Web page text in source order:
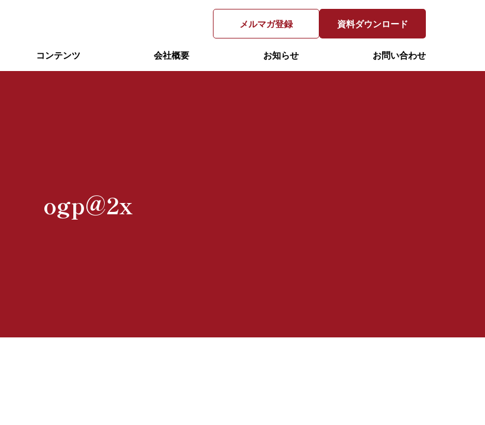
メルマガ登録 資料ダウンロード
コンテンツ 会社概要 お知らせ お問い合わせ
ogp@2x